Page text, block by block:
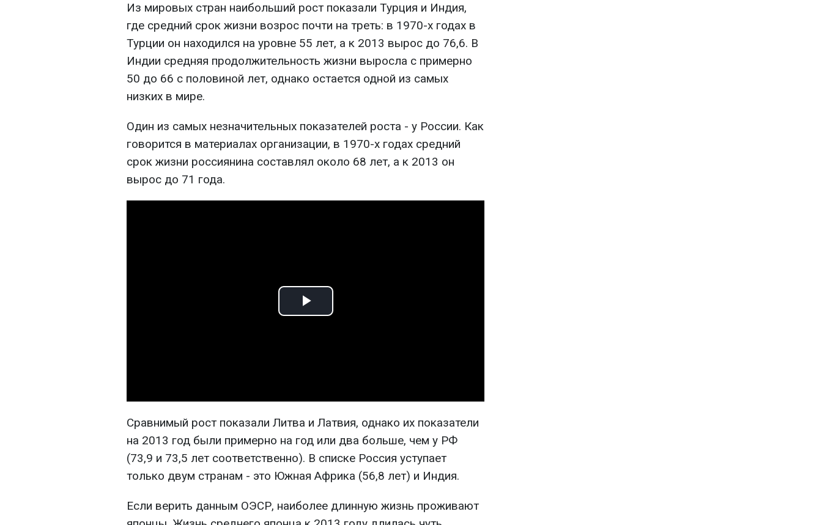
Из мировых стран наибольший рост показали Турция и Индия,
где средний срок жизни возрос почти на треть: в 1970-х годах в
Турции он находился на уровне 55 лет, а к 2013 вырос до 76,6. В
Индии средняя продолжительность жизни выросла с примерно
50 до 66 с половиной лет, однако остается одной из самых
низких в мире.
Один из самых незначительных показателей роста - у России. Как
говорится в материалах организации, в 1970-х годах средний
срок жизни россиянина составлял около 68 лет, а к 2013 он
вырос до 71 года.
Play
Сравнимый рост показали Литва и Латвия, однако их показатели
на 2013 год были примерно на год или два больше, чем у РФ
(73,9 и 73,5 лет соответственно). В списке Россия уступает
только двум странам - это Южная Африка (56,8 лет) и Индия.
Если верить данным ОЭСР, наиболее длинную жизнь проживают